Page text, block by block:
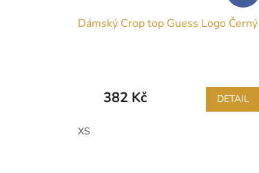
Dámský Crop top Guess Logo Černý
382 Kč DETAIL
XS